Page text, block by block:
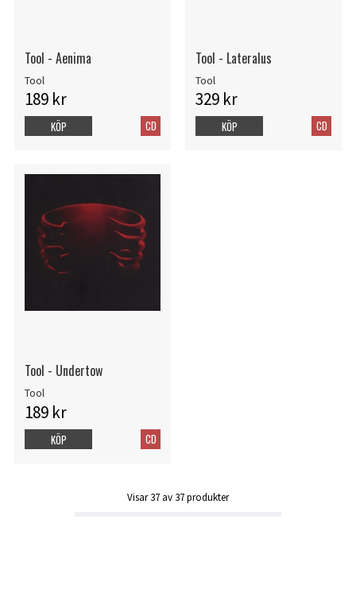
Tool - Aenima
Tool
189 kr
CD
KÖP
Tool - Lateralus
Tool
329 kr
CD
KÖP
Tool - Undertow
Tool
189 kr
CD
KÖP
Visar37 av 37produkter